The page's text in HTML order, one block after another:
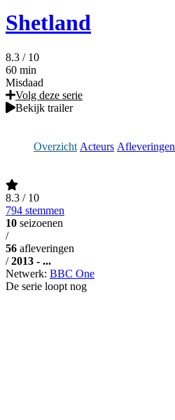
Shetland
8.3 / 10
60 min
Misdaad
Volg deze serie
Bekijk trailer
Overzicht Acteurs Afleveringen
8.3 / 10
794 stemmen
10 seizoenen
/
56 afleveringen
/ 2013 - ...
Netwerk: BBC One
De serie loopt nog